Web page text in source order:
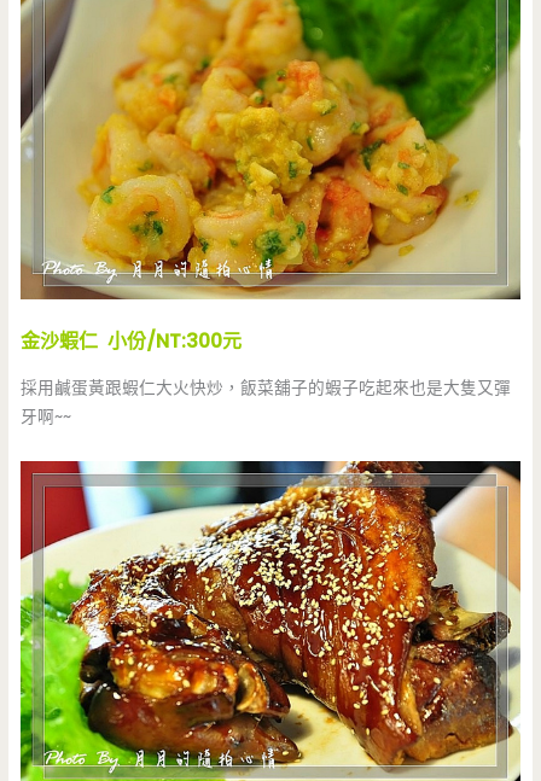
金沙蝦仁 小份/NT:300元
採用鹹蛋黃跟蝦仁大火快炒，飯菜舖子的蝦子吃起來也是大隻又彈
牙啊~~